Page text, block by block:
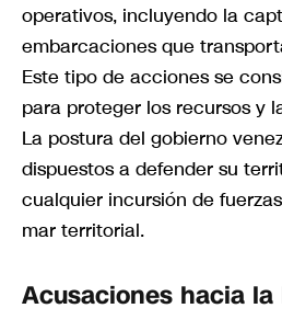
operativos, incluyendo la
embarcaciones que
Este tipo de acciones se
para proteger los recursos y
La postura del gobierno
dispuestos a defender su
cualquier incursión de
mar territorial.
Acusaciones hacia la